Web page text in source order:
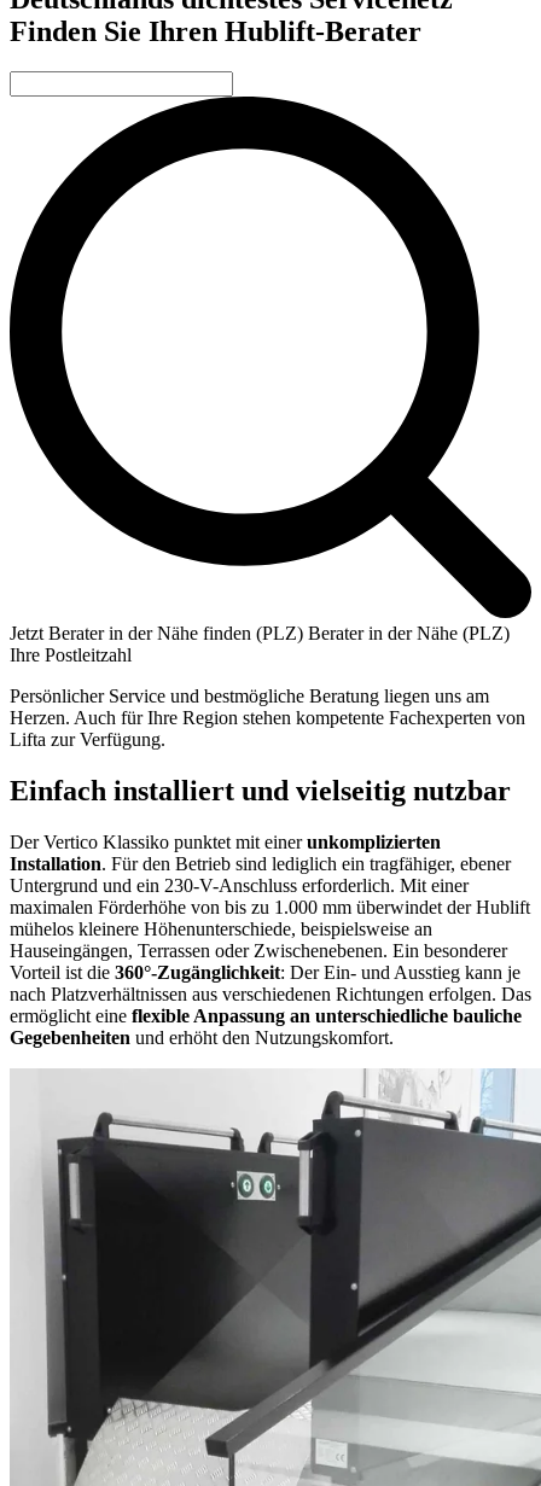
Finden Sie Ihren Hublift-Berater
Jetzt Berater in der Nähe finden (PLZ) Berater in der Nähe (PLZ)
Ihre Postleitzahl
Persönlicher Service und bestmögliche Beratung liegen uns am
Herzen. Auch für Ihre Region stehen kompetente Fachexperten von
Lifta zur Verfügung.
Einfach installiert und vielseitig nutzbar
Der Vertico Klassiko punktet mit einerunkomplizierten
Installation. Für den Betrieb sind lediglich ein tragfähiger, ebener
Untergrund und ein 230-V-Anschluss erforderlich. Mit einer
maximalen Förderhöhe von bis zu 1.000 mm überwindet der Hublift
mühelos kleinere Höhenunterschiede, beispielsweise an
Hauseingängen, Terrassen oder Zwischenebenen. Ein besonderer
Vorteil ist die 360°-Zugänglichkeit: Der Ein- und Ausstieg kann je
nach Platzverhältnissen aus verschiedenen Richtungen erfolgen. Das
ermöglicht eine flexible Anpassung an unterschiedliche bauliche
Gegebenheiten und erhöht den Nutzungskomfort.